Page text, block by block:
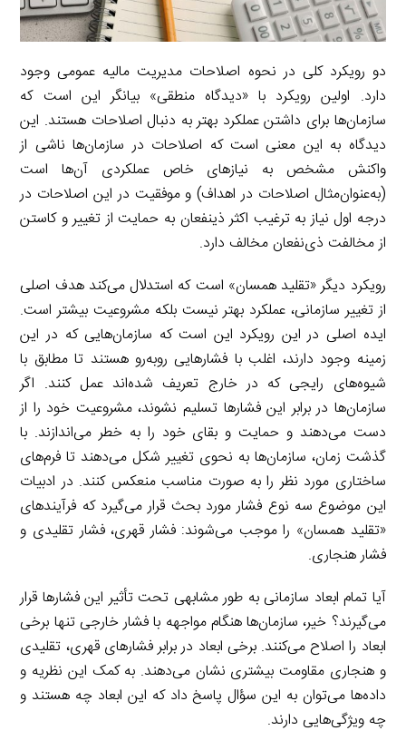
دو رویکرد کلی در نحوه اصلاحات مدیریت مالیه عمومی وجود
دارد. اولین رویکرد با «دیدگاه منطقی» بیانگر این است که
سازمان‌ها برای داشتن عملکرد بهتر به دنبال اصلاحات هستند. این
دیدگاه به این معنی است که اصلاحات در سازمان‌ها ناشی از
واکنش مشخص به نیازهای خاص عملکردی آن‌ها است
(به‌عنوان‌مثال اصلاحات در اهداف) و موفقیت در این اصلاحات در
درجه اول نیاز به ترغیب اکثر ذینفعان به حمایت از تغییر و کاستن
از مخالفت ذی‌نفعان مخالف دارد.
رویکرد دیگر «تقلید همسان» است که استدلال می‌کند هدف اصلی
از تغییر سازمانی، عملکرد بهتر نیست بلکه مشروعیت بیشتر است.
ایده اصلی در این رویکرد این است که سازمان‌هایی که در این
زمینه وجود دارند، اغلب با فشارهایی روبه‌رو هستند تا مطابق با
شیوه‌های رایجی که در خارج تعریف شده‌اند عمل کنند. اگر
سازمان‌ها در برابر این فشارها تسلیم نشوند، مشروعیت خود را از
دست می‌دهند و حمایت و بقای خود را به خطر می‌اندازند. با
گذشت زمان، سازمان‌ها به نحوی تغییر شکل می‌دهند تا فرم‌های
ساختاری مورد نظر را به صورت مناسب منعکس کنند. در ادبیات
این موضوع سه نوع فشار مورد بحث قرار می‌گیرد که فرآیندهای
«تقلید همسان» را موجب می‌شوند: فشار قهری، فشار تقلیدی و
فشار هنجاری.
آیا تمام ابعاد سازمانی به طور مشابهی تحت تأثیر این فشارها قرار
می‌گیرند؟ خیر، سازمان‌ها هنگام مواجهه با فشار خارجی تنها برخی
ابعاد را اصلاح می‌کنند. برخی ابعاد در برابر فشارهای قهری، تقلیدی
و هنجاری مقاومت بیشتری نشان می‌دهند. به کمک این نظریه و
داده‌ها می‌توان به این سؤال پاسخ داد که این ابعاد چه هستند و
چه ویژگی‌هایی دارند.